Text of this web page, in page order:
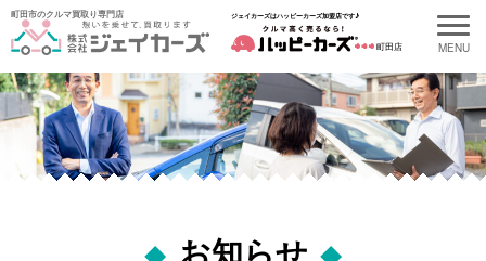
町田市のクルマ買取り専門店 ジェイカーズはハッピーカーズ加盟店です♪
町田店
お知らせ
最新の記事